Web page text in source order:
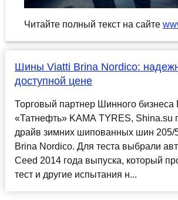
Читайте полный текст на сайте
Шины Viatti Brina Nordico:
доступной цене
Торговый партнер Шинного бизнеса
«Татнефть» KAMA TYRES, Shina.su
драйв зимних шипованных шин 205/
Brina Nordico. Для теста выбрали
Ceed 2014 года выпуска, который
тест и другие испытания н...